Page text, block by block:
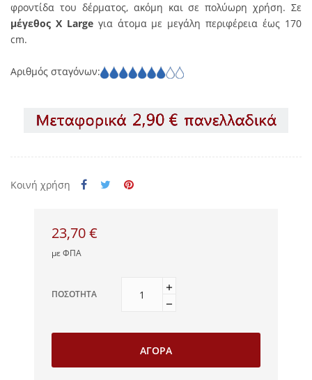
φροντίδα του δέρματος, ακόμη και σε πολύωρη χρήση. Σε
μέγεθος X Largeγια άτομα με μεγάλη περιφέρεια έως 170
cm.
Αριθμός σταγόνων:
Κοινή χρήση
23,70 €
με ΦΠΑ
ΠΟΣΌΤΗΤΑ
ΑΓΟΡΆ